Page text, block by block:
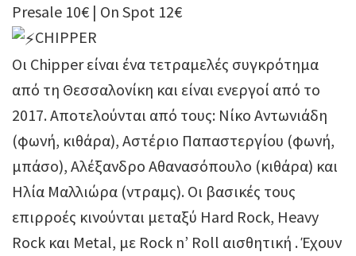
Presale 10€ | On Spot 12€
CHIPPER
Οι Chipper είναι ένα τετραμελές συγκρότημα
από τη Θεσσαλονίκη και είναι ενεργοί από το
2017. Αποτελούνται από τους: Νίκο Αντωνιάδη
(φωνή, κιθάρα), Αστέριο Παπαστεργίου (φωνή,
μπάσο), Αλέξανδρο Αθανασόπουλο (κιθάρα) και
Ηλία Μαλλιώρα (ντραμς). Οι βασικές τους
επιρροές κινούνται μεταξύ Hard Rock, Heavy
Rock και Metal, με Rock n’ Roll αισθητική . Έχουν